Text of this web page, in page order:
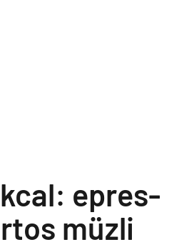
epres-
müzli